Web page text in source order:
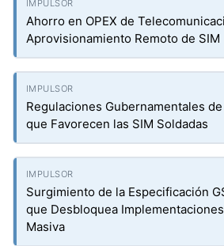
Ahorro en OPEX de
Aprovisionamiento Remoto de SIM
Regulaciones Gubernamentales
que Favorecen las SIM Soldadas
Surgimiento de la Especificación
que Desbloquea
Masiva